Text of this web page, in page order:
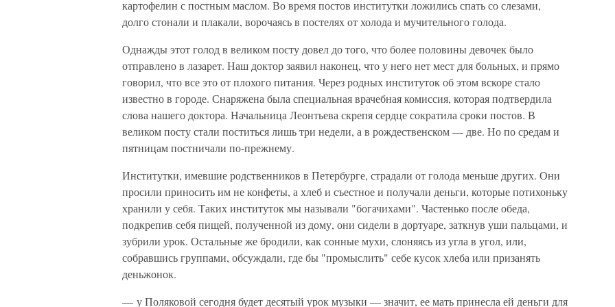
картофелин с постным маслом. Во время постов институтки ложились спать со слезами,
долго стонали и плакали, ворочаясь в постелях от холода и мучительного голода.
Однажды этот голод в великом посту довел до того, что более половины девочек было
отправлено в лазарет. Наш доктор заявил наконец, что у него нет мест для больных, и прямо
говорил, что все это от плохого питания. Через родных институток об этом вскоре стало
известно в городе. Снаряжена была специальная врачебная комиссия, которая подтвердила
слова нашего доктора. Начальница Леонтьева скрепя сердце сократила сроки постов. В
великом посту стали поститься лишь три недели, а в рождественском — две. Но по средам и
пятницам постничали по-прежнему.
Институтки, имевшие родственников в Петербурге, страдали от голода меньше других. Они
просили приносить им не конфеты, а хлеб и съестное и получали деньги, которые потихоньку
хранили у себя. Таких институток мы называли "богачихами". Частенько после обеда,
подкрепив себя пищей, полученной из дому, они сидели в дортуаре, заткнув уши пальцами, и
зубрили урок. Остальные же бродили, как сонные мухи, слоняясь из угла в угол, или,
собравшись группами, обсуждали, где бы "промыслить" себе кусок хлеба или призанять
деньжонок.
— у Поляковой сегодня будет десятый урок музыки — значит, ее мать принесла ей деньги для